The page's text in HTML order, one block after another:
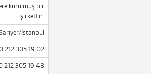
kurulmuş bir
şirkettir.
İstanbul
212 305 19 02
212 305 19 48